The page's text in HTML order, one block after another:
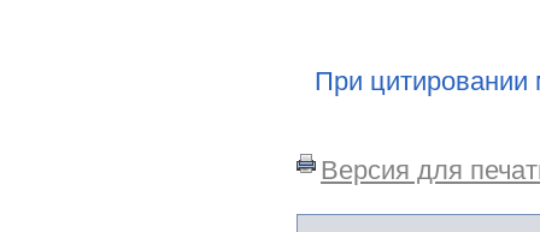
При цитировании
Версия для